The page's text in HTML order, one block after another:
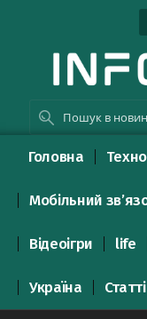
Головна
Мобільний
Відеоігри life
Україна Статті